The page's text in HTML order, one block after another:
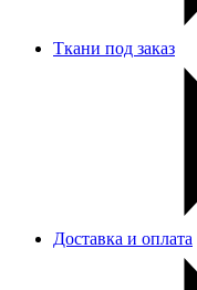
Ткани под заказ
Доставка и оплата